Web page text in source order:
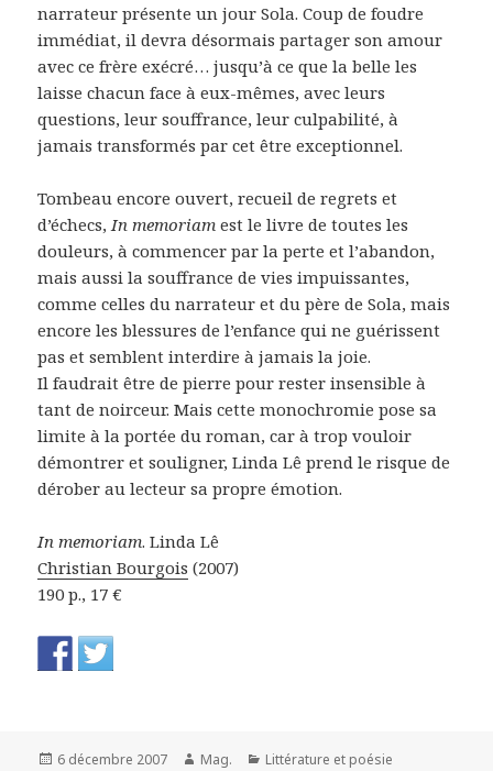
narrateur présente un jour Sola. Coup de foudre
immédiat, il devra désormais partager son amour
avec ce frère exécré… jusqu’à ce que la belle les
laisse chacun face à eux-mêmes, avec leurs
questions, leur souffrance, leur culpabilité, à
jamais transformés par cet être exceptionnel.
Tombeau encore ouvert, recueil de regrets et
d’échecs,In memoriam est le livre de toutes les
douleurs, à commencer par la perte et l’abandon,
mais aussi la souffrance de vies impuissantes,
comme celles du narrateur et du père de Sola, mais
encore les blessures de l’enfance qui ne guérissent
pas et semblent interdire à jamais la joie.
Il faudrait être de pierre pour rester insensible à
tant de noirceur. Mais cette monochromie pose sa
limite à la portée du roman, car à trop vouloir
démontrer et souligner, Linda Lê prend le risque de
dérober au lecteur sa propre émotion.
In memoriam. Linda Lê
Christian Bourgois (2007)
190 p., 17 €
Publié
6 décembre 2007 Auteur
Mag. Catégories
Littérature et poésie